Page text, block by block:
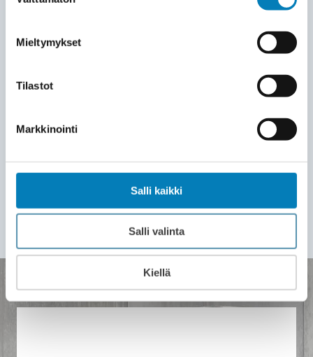
Mieltymykset
Tilastot
Markkinointi
Salli kaikki
Salli valinta
Kiellä
ja opastamme sinut laitteen käyttöön.
7
valmistuttua. Voit alkaa nauttia
välittömästi tasaisesta lämmöstä ja
pienemmistä sähkölaskuista. Wirmax